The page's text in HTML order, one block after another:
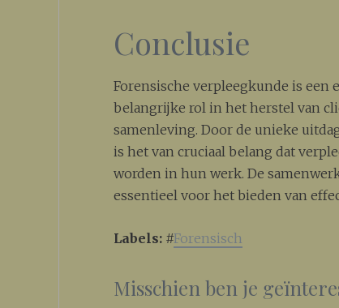
Conclusie
Forensische verpleegkunde is een
belangrijke rol in het herstel van
samenleving. Door de unieke
is het van cruciaal belang dat
worden in hun werk. De
essentieel voor het bieden van
Labels: #Forensisch
Misschien ben je